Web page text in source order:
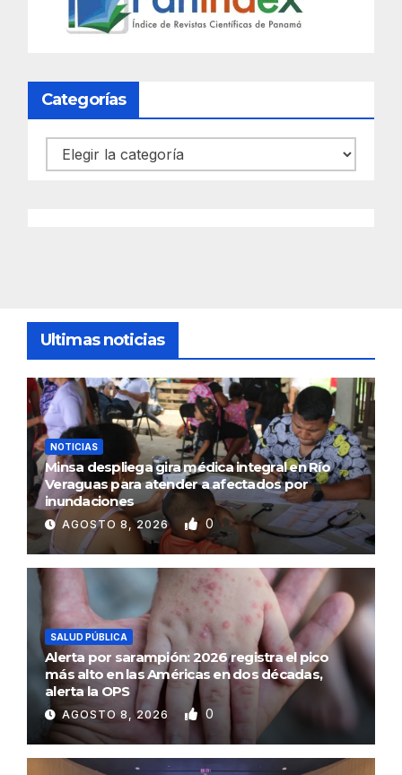
Categorías
Categorías
Ultimas noticias
NOTICIAS
Minsa despliega gira médica integral en Río
Veraguas para atender a afectados por
inundaciones
AGOSTO 8, 2026 0
SALUD PÚBLICA
Alerta por sarampión: 2026 registra el pico
más alto en las Américas en dos décadas,
alerta la OPS
AGOSTO 8, 2026 0